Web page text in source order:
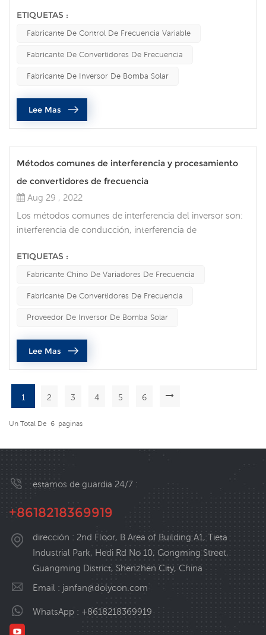
frecuencia también es muy grande. A continuación, les
presentaré las dos principales razones y soluciones para
máquina especial: 1. El problema del variador de
frecuencia y el propio moto...
ETIQUETAS :
Fabricante De Control De Frecuencia Variable
Fabricante De Convertidores De Frecuencia
Fabricante De Inversor De Bomba Solar
Lee Mas
Métodos comunes de interferencia y procesamiento
de convertidores de frecuencia
Aug 29 , 2022
Los métodos comunes de interferencia del inversor son:
interferencia de conducción, interferencia de
antiinterferencias: para la señal de interferencia
transmitida por radiación, se debilita principalmente
radiación y la línea que se interfiere. Para la señal de
interferencia transmitida a través d...
ETIQUETAS :
Fabricante Chino De Variadores De Frecuencia
Fabricante De Convertidores De Frecuencia
Proveedor De Inversor De Bomba Solar
Lee Mas
1 2 3 4 5 6
Un Total De 6 Paginas
estamos de guardia 24/7 :
+8618218369919
dirección : 2nd Floor, B Area of Building A1, Tieta
Industrial Park, Hedi Rd No 10, Gongming Street,
Guangming District, Shenzhen City, China
Email : janfan@dolycon.com
WhatsApp : +8618218369919